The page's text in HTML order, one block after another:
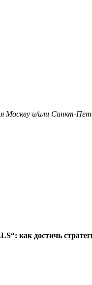
Москву и/или Санкт-
как достичь